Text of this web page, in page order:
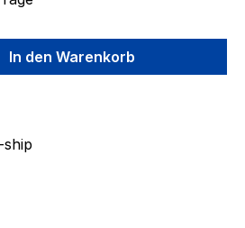
gewünschten Wert
In den Warenkorb